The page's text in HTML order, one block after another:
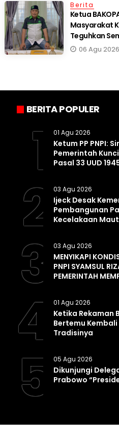
Berita
Ketua
Masyarakat
Teguhkan
06 Agu 2026
BERITA POPULER
1 01 Agu 2026
Ketum PP PNPI:
Pemerintah
Pasal 33 UUD
2 03 Agu 2026
Ijeck Desak
Pembangunan
Kecelakaan
3 03 Agu 2026
MENYIKAPI
PNPI SYAMSUL
PEMERINTAH
4 01 Agu 2026
Ketika Rekaman
Bertemu
Tradisinya
5 05 Agu 2026
Dikunjungi
Prabowo